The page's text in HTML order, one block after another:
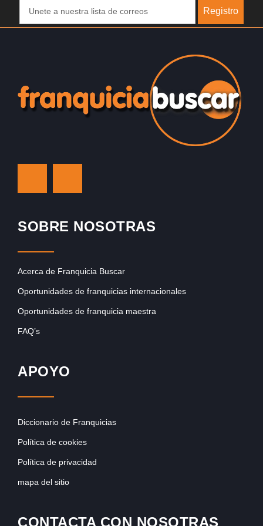
Registro
SOBRE NOSOTRAS
Acerca de Franquicia Buscar
Oportunidades de franquicias internacionales
Oportunidades de franquicia maestra
FAQ’s
APOYO
Diccionario de Franquicias
Política de cookies
Política de privacidad
mapa del sitio
CONTACTA CON NOSOTRAS